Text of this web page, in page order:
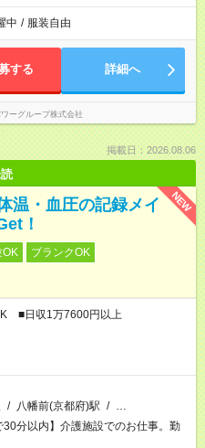
中 / 服装自由
する 詳細へ
ーグループ株式会社
掲載日：2026.08.06
NEW
・血圧の記録メイ
！
OK
ブランクOK
■日収1万7600円以上
/ 八幡前(京都府)駅 / …
30分以内】介護施設でのお仕事。勤